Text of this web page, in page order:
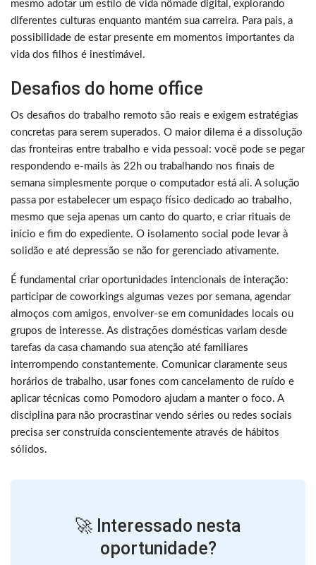
mesmo adotar um estilo de vida nômade digital, explorando
diferentes culturas enquanto mantém sua carreira. Para pais, a
possibilidade de estar presente em momentos importantes da
vida dos filhos é inestimável.
Desafios do home office
Os desafios do trabalho remoto são reais e exigem estratégias
concretas para serem superados. O maior dilema é a dissolução
das fronteiras entre trabalho e vida pessoal: você pode se pegar
respondendo e-mails às 22h ou trabalhando nos finais de
semana simplesmente porque o computador está ali. A solução
passa por estabelecer um espaço físico dedicado ao trabalho,
mesmo que seja apenas um canto do quarto, e criar rituais de
início e fim do expediente. O isolamento social pode levar à
solidão e até depressão se não for gerenciado ativamente.
É fundamental criar oportunidades intencionais de interação:
participar de coworkings algumas vezes por semana, agendar
almoços com amigos, envolver-se em comunidades locais ou
grupos de interesse. As distrações domésticas variam desde
tarefas da casa chamando sua atenção até familiares
interrompendo constantemente. Comunicar claramente seus
horários de trabalho, usar fones com cancelamento de ruído e
aplicar técnicas como Pomodoro ajudam a manter o foco. A
disciplina para não procrastinar vendo séries ou redes sociais
precisa ser construída conscientemente através de hábitos
sólidos.
🚀 Interessado nesta
oportunidade?